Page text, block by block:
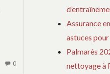
0
Assurance
astuces
Palmarès
nettoyage à